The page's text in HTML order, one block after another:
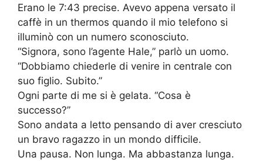
Erano le 7:43 precise. Avevo appena versato il
caffè in un thermos quando il mio telefono si
illuminò con un numero sconosciuto.
“Signora, sono l’agente Hale,” parlò un uomo.
“Dobbiamo chiederle di venire in centrale con
suo figlio. Subito.”
Ogni parte di me si è gelata. “Cosa è
successo?”
Sono andata a letto pensando di aver cresciuto
un bravo ragazzo in un mondo difficile.
Una pausa. Non lunga. Ma abbastanza lunga.